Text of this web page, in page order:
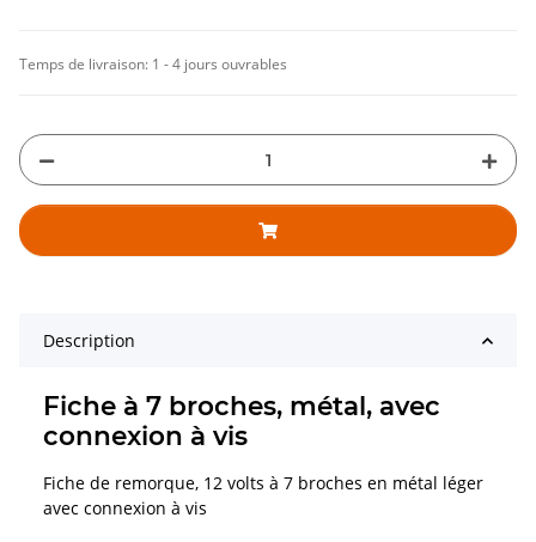
Temps de livraison: 1 - 4 jours ouvrables
Description
Fiche à 7 broches, métal, avec
connexion à vis
Fiche de remorque, 12 volts à 7 broches en métal léger
avec connexion à vis